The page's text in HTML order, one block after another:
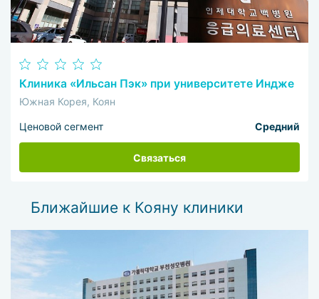
Клиника «Ильсан Пэк» при университете Индже
Южная Корея, Коян
Ценовой сегмент Средний
Связаться
Ближайшие к Кояну клиники